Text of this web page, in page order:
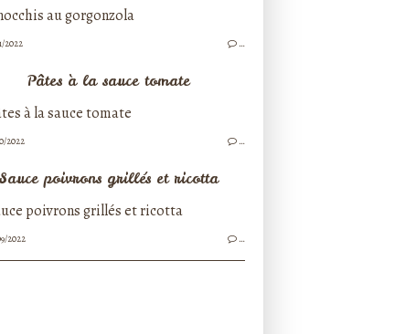
2022 …
Pâtes à la sauce tomate
2022 …
Sauce poivrons grillés et ricotta
2022 …